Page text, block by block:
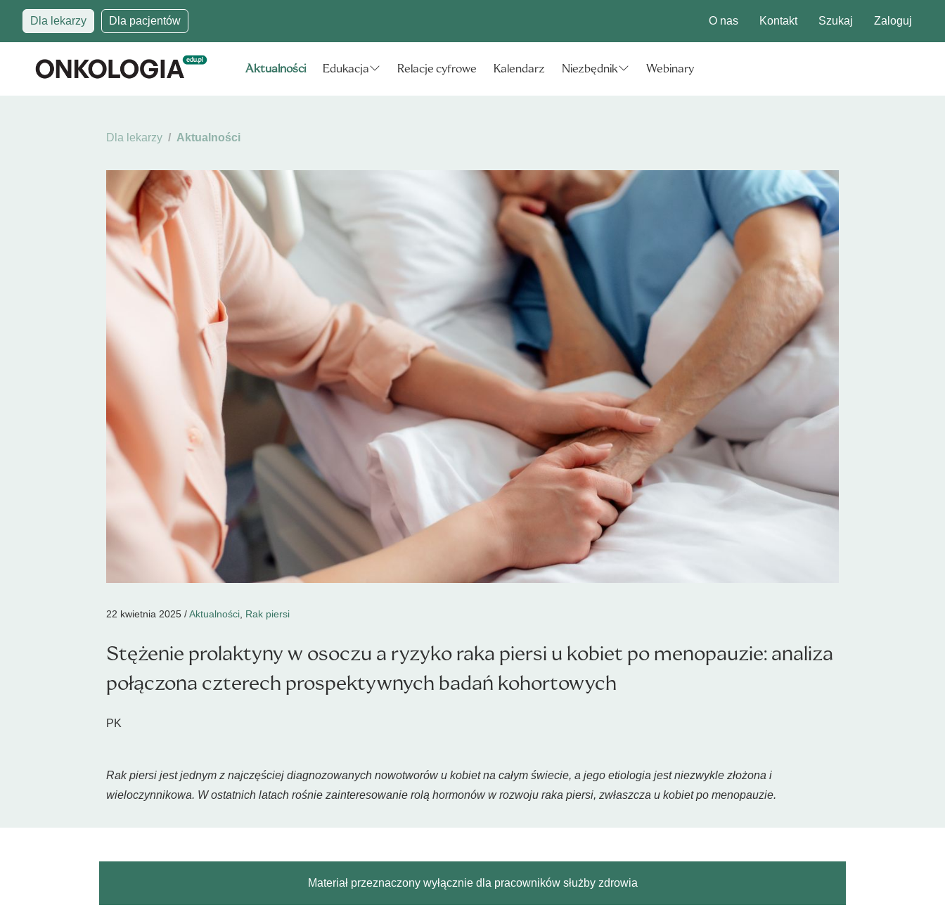
Dla lekarzy Dla pacjentów O nas Kontakt Szukaj Zaloguj
Aktualności Edukacja Relacje cyfrowe Kalendarz Niezbędnik Webinary
Dla lekarzy Aktualności
22 kwietnia 2025 /Aktualności, Rak piersi
Stężenie prolaktyny w osoczu a ryzyko raka piersi u kobiet po menopauzie: analiza
połączona czterech prospektywnych badań kohortowych
PK
Rak piersi jest jednym z najczęściej diagnozowanych nowotworów u kobiet na całym świecie, a jego etiologia jest niezwykle złożona i
wieloczynnikowa. W ostatnich latach rośnie zainteresowanie rolą hormonów w rozwoju raka piersi, zwłaszcza u kobiet po menopauzie.
Materiał przeznaczony wyłącznie dla pracowników służby zdrowia